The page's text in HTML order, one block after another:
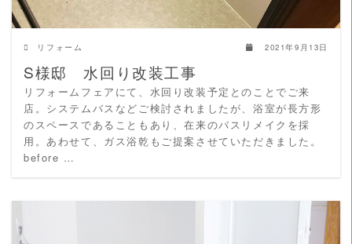
リフォーム 2021年9月13日
S様邸 水回り改装工事
リフォームフェアにて、水回り改装予定とのことでご来
店。システムバスなどご検討されましたが、浴室が長方形
のスペースであることもあり、在来のバスリメイクを採
用。あわせて、ガス浴乾もご提案させていただきました。
before …